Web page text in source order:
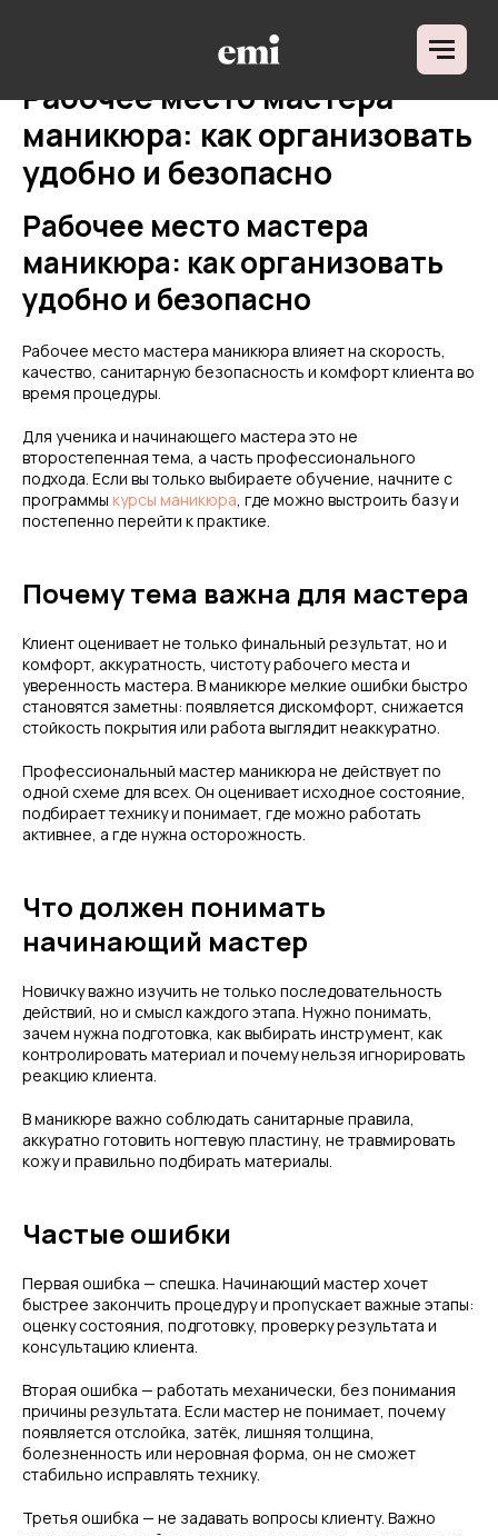
ДЛЯ КОГО
НАПРАВЛЕНИЯ
ОТЗЫВЫ
БЛОГ
Рабочее место мастера
маникюра: как организовать
удобно и безопасно
Рабочее место мастера
маникюра: как организовать
удобно и безопасно
Рабочее место мастера маникюра влияет на скорость,
качество, санитарную безопасность и комфорт клиента во
время процедуры.
Для ученика и начинающего мастера это не
второстепенная тема, а часть профессионального
подхода. Если вы только выбираете обучение, начните с
программы курсы маникюра, где можно выстроить базу и
постепенно перейти к практике.
Почему тема важна для мастера
Клиент оценивает не только финальный результат, но и
комфорт, аккуратность, чистоту рабочего места и
уверенность мастера. В маникюре мелкие ошибки быстро
становятся заметны: появляется дискомфорт, снижается
стойкость покрытия или работа выглядит неаккуратно.
Профессиональный мастер маникюра не действует по
одной схеме для всех. Он оценивает исходное состояние,
подбирает технику и понимает, где можно работать
активнее, а где нужна осторожность.
Что должен понимать
начинающий мастер
Новичку важно изучить не только последовательность
действий, но и смысл каждого этапа. Нужно понимать,
зачем нужна подготовка, как выбирать инструмент, как
контролировать материал и почему нельзя игнорировать
реакцию клиента.
В маникюре важно соблюдать санитарные правила,
аккуратно готовить ногтевую пластину, не травмировать
кожу и правильно подбирать материалы.
Частые ошибки
Первая ошибка — спешка. Начинающий мастер хочет
быстрее закончить процедуру и пропускает важные этапы:
оценку состояния, подготовку, проверку результата и
консультацию клиента.
Вторая ошибка — работать механически, без понимания
причины результата. Если мастер не понимает, почему
появляется отслойка, затёк, лишняя толщина,
болезненность или неровная форма, он не сможет
стабильно исправлять технику.
Третья ошибка — не задавать вопросы клиенту. Важно